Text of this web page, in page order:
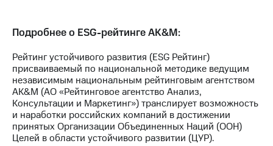
Подробнее о ESG-рейтинге AK&M:
Рейтинг устойчивого развития (ESG Рейтинг)
присваиваемый по национальной методике ведущим
независимым национальным рейтинговым агентством
AK&M (АО «Рейтинговое агентство Анализ,
Консультации и Маркетинг») транслирует возможность
и наработки российских компаний в достижении
принятых Организации Объединенных Наций (ООН)
Целей в области устойчивого развитии (ЦУР).